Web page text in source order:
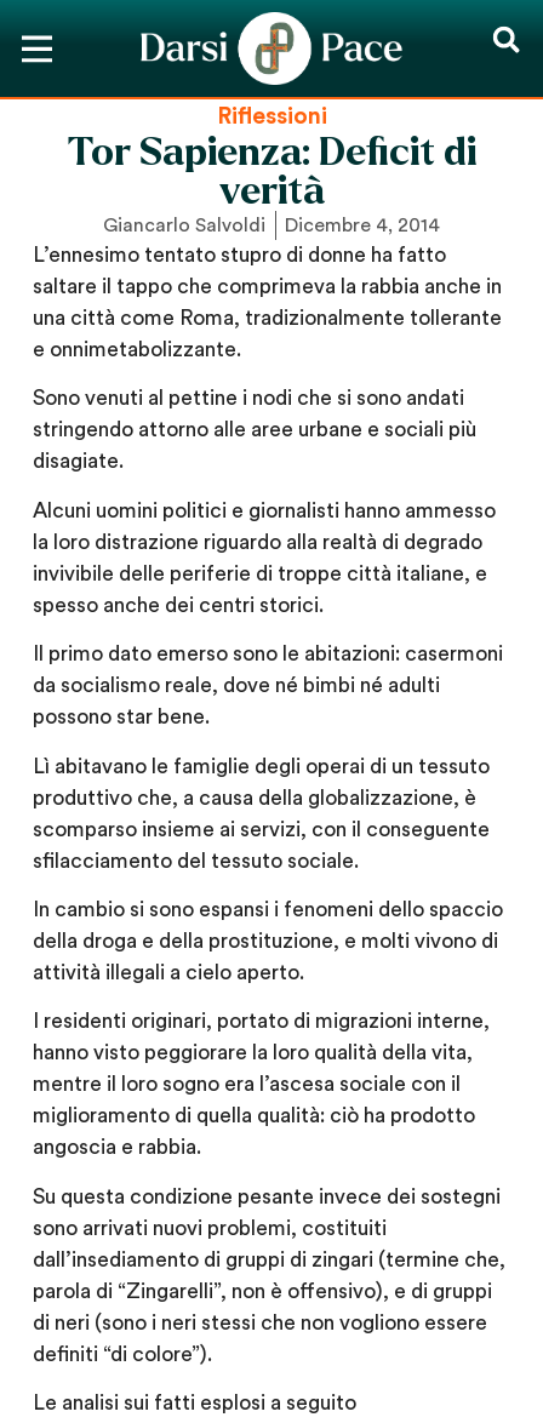
Riflessioni
Tor Sapienza: Deficit di
verità
Giancarlo Salvoldi Dicembre 4, 2014
L’ennesimo tentato stupro di donne ha fatto
saltare il tappo che comprimeva la rabbia anche in
una città come Roma, tradizionalmente tollerante
e onnimetabolizzante.
Sono venuti al pettine i nodi che si sono andati
stringendo attorno alle aree urbane e sociali più
disagiate.
Alcuni uomini politici e giornalisti hanno ammesso
la loro distrazione riguardo alla realtà di degrado
invivibile delle periferie di troppe città italiane, e
spesso anche dei centri storici.
Il primo dato emerso sono le abitazioni: casermoni
da socialismo reale, dove né bimbi né adulti
possono star bene.
Lì abitavano le famiglie degli operai di un tessuto
produttivo che, a causa della globalizzazione, è
scomparso insieme ai servizi, con il conseguente
sfilacciamento del tessuto sociale.
In cambio si sono espansi i fenomeni dello spaccio
della droga e della prostituzione, e molti vivono di
attività illegali a cielo aperto.
I residenti originari, portato di migrazioni interne,
hanno visto peggiorare la loro qualità della vita,
mentre il loro sogno era l’ascesa sociale con il
miglioramento di quella qualità: ciò ha prodotto
angoscia e rabbia.
Su questa condizione pesante invece dei sostegni
sono arrivati nuovi problemi, costituiti
dall’insediamento di gruppi di zingari (termine che,
parola di “Zingarelli”, non è offensivo), e di gruppi
di neri (sono i neri stessi che non vogliono essere
definiti “di colore”).
Le analisi sui fatti esplosi a seguito